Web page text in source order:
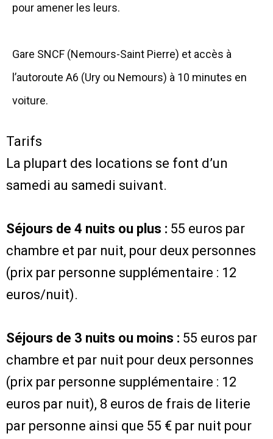
pour amener les leurs.
Gare SNCF (Nemours-Saint Pierre) et accès à
l’autoroute A6 (Ury ou Nemours) à 10 minutes en
voiture.
Tarifs
La plupart des locations se font d’un
samedi au samedi suivant.
Séjours de 4 nuits ou plus : 55 euros par
chambre et par nuit, pour deux personnes
(prix par personne supplémentaire : 12
euros/nuit).
Séjours de 3 nuits ou moins : 55 euros par
chambre et par nuit pour deux personnes
(prix par personne supplémentaire : 12
euros par nuit), 8 euros de frais de literie
par personne ainsi que 55 € par nuit pour